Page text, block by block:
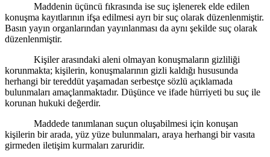
Maddenin üçüncü fıkrasında ise suç işlenerek elde edilen
konuşma kayıtlarının ifşa edilmesi ayrı bir suç olarak düzenlenmiştir.
Basın yayın organlarından yayınlanması da aynı şekilde suç olarak
düzenlenmiştir.
Kişiler arasındaki aleni olmayan konuşmaların gizliliği
korunmakta; kişilerin, konuşmalarının gizli kaldığı hususunda
herhangi bir tereddüt yaşamadan serbestçe sözlü açıklamada
bulunmaları amaçlanmaktadır. Düşünce ve ifade hürriyeti bu suç ile
korunan hukuki değerdir.
Maddede tanımlanan suçun oluşabilmesi için konuşan
kişilerin bir arada, yüz yüze bulunmaları, araya herhangi bir vasıta
girmeden iletişim kurmaları zaruridir.